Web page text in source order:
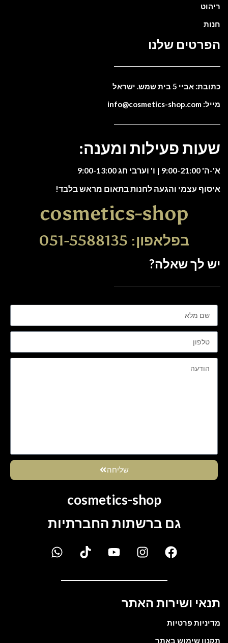
ריהוט
חנות
הפרטים שלנו
כתובת: אביי 5 בית שמש. ישראל
מייל: info@cosmetics-shop.com
שעות פעילות ומענה:
א'-ה' 9:00-21:00 | ו' וערבי חג 9:00-13:00
איסוף עצמי והגעה לחנות בתאום מראש בלבד!
cosmetics-shop
בפלאפון: 051-5588135
יש לך שאלה?
שליחה
cosmetics-shop
גם ברשתות החברתיות
תנאי ושירות האתר
מדיניות פרטיות
תקנון שימוש באתר